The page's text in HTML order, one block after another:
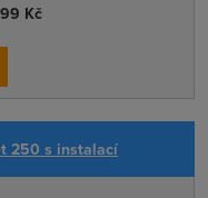
Kč
250 s instalací